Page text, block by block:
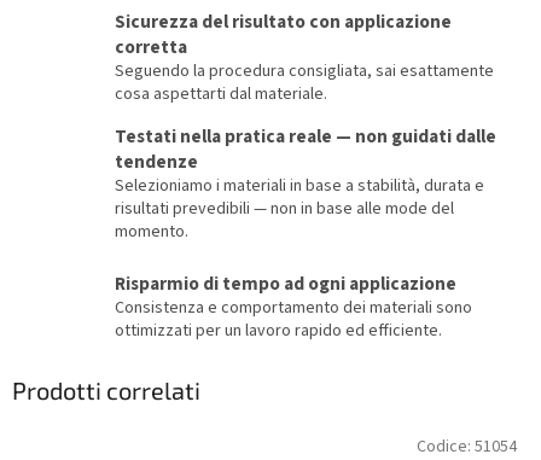
Sicurezza del risultato con applicazione
corretta
Seguendo la procedura consigliata, sai esattamente
cosa aspettarti dal materiale.
Testati nella pratica reale — non guidati dalle
tendenze
Selezioniamo i materiali in base a stabilità, durata e
risultati prevedibili — non in base alle mode del
momento.
Risparmio di tempo ad ogni applicazione
Consistenza e comportamento dei materiali sono
ottimizzati per un lavoro rapido ed efficiente.
Prodotti correlati
Codice: 51054